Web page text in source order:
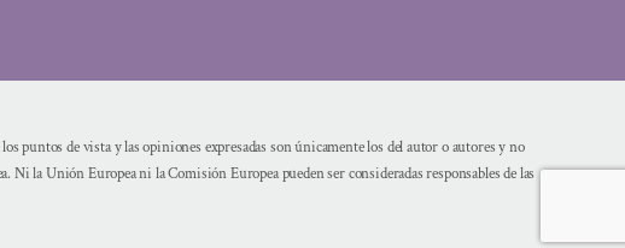
puntos de vista y las opiniones expresadas son únicamente los del autor o autores y no
Ni la Unión Europea ni la Comisión Europea pueden ser consideradas responsables de las